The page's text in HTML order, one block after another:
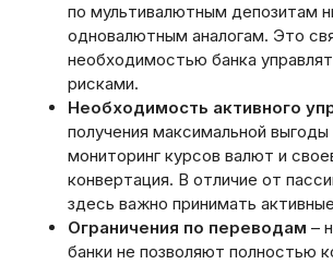
по мультивалютным депозитам
одновалютным аналогам. Это
необходимостью банка
рисками.
Необходимость активного
получения максимальной
мониторинг курсов валют и
конвертация. В отличие от
здесь важно принимать
Ограничения по переводам –
банки не позволяют полностью